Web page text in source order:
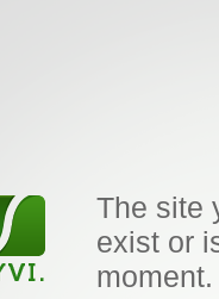
The site
exist or
moment.